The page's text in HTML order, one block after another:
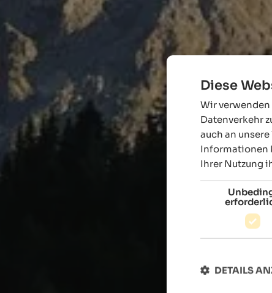
Diese
Wir verwenden
Datenverkehr
auch an
Informationen
Ihrer Nutzung
DETAILS